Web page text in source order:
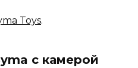
Toys.
с камерой